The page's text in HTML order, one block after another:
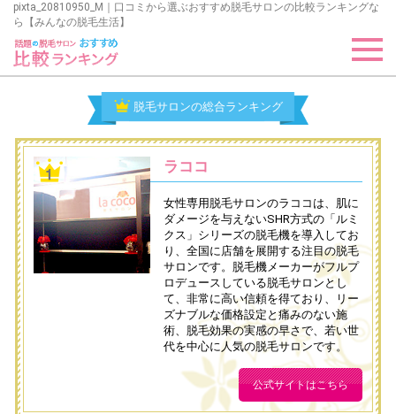
pixta_20810950_M｜口コミから選ぶおすすめ脱毛サロンの比較ランキングな
ら【みんなの脱毛生活】
脱毛サロンの総合ランキング
ラココ
女性専用脱毛サロンのラココは、肌に
ダメージを与えないSHR方式の「ルミ
クス」シリーズの脱毛機を導入してお
り、全国に店舗を展開する注目の脱毛
サロンです。脱毛機メーカーがフルプ
ロデュースしている脱毛サロンとし
て、非常に高い信頼を得ており、リー
ズナブルな価格設定と痛みのない施
術、脱毛効果の実感の早さで、若い世
代を中心に人気の脱毛サロンです。
公式サイトはこちら